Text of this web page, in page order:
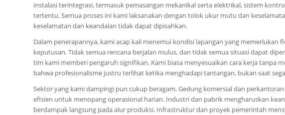
instalasi terintegrasi, termasuk pemasangan mekanikal serta elektrikal, sistem
tertentu. Semua proses ini kami laksanakan dengan tolok ukur mutu dan
keselamatan dan keandalan tidak dapat dipisahkan.
Dalam penerapannya, kami acap kali menemui kondisi lapangan yang memerlukan
keputusan. Tidak semua rencana berjalan mulus, dan tidak semua situasi dapat
tim kami memberi pengaruh signifikan. Kami biasa menyesuaikan cara kerja tanpa
bahwa profesionalisme justru terlihat ketika menghadapi tantangan, bukan saat
Sektor yang kami dampingi pun cukup beragam. Gedung komersial dan
efisien untuk menopang operasional harian. Industri dan pabrik mengharuskan
berdampak langsung pada alur produksi. Infrastruktur dan proyek pemerintah